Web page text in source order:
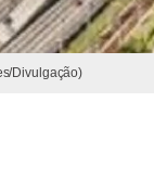
Divulgação)